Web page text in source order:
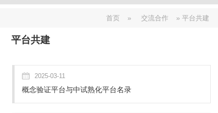
首页 » 交流合作 » 平台共建
平台共建
2025-03-11
概念验证平台与中试熟化平台名录